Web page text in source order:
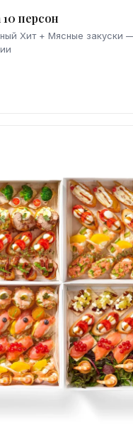
персон
Хит + Мясные закуски